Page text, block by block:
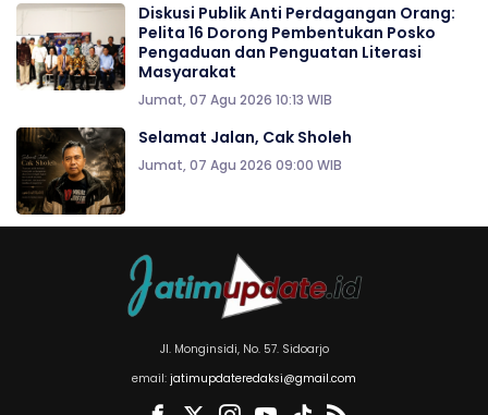
Diskusi Publik Anti Perdagangan Orang:
Pelita 16 Dorong Pembentukan Posko
Pengaduan dan Penguatan Literasi
Masyarakat
Jumat, 07 Agu 2026 10:13 WIB
Selamat Jalan, Cak Sholeh
Jumat, 07 Agu 2026 09:00 WIB
Jl. Monginsidi, No. 57. Sidoarjo
email: jatimupdateredaksi@gmail.com